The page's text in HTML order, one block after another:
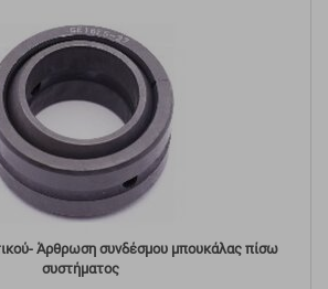
Άρθρωση συνδέσμου μπουκάλας πίσω
συστήματος